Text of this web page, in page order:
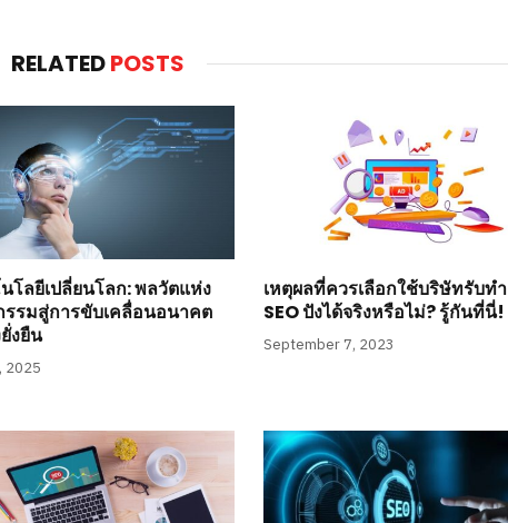
RELATEDPOSTS
โลยีเปลี่ยนโลก: พลวัตแห่ง
รรมสู่การขับเคลื่อนอนาคต
งยืน
2025
เหตุผลที่ควรเลือกใช้บริษัทรับทำ
SEO ปังได้จริงหรือไม่? รู้กันที่นี่!
September 7, 2023